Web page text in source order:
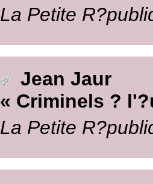
La Petite
Jean Jaur
« Criminels ?
La Petite